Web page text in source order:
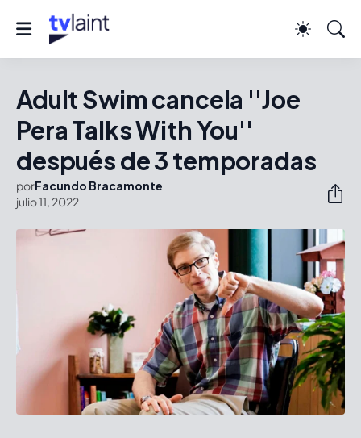
Adult Swim cancela ''Joe
Pera Talks With You''
después de 3 temporadas
porFacundo Bracamonte
julio 11, 2022